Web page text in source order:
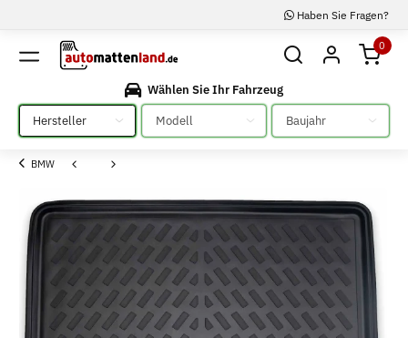
Haben Sie Fragen?
0
Wählen Sie Ihr Fahrzeug
Bitte auswählen
Bitte auswählen Bitte auswählen
BMW